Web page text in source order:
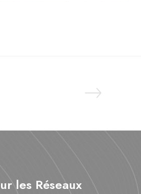
les Réseaux